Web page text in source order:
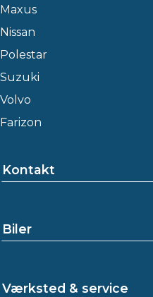
Maxus
Nissan
Polestar
Suzuki
Volvo
Farizon
Kontakt
Biler
Værksted & service